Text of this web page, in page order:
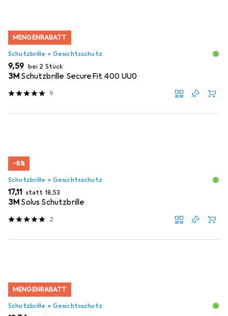
MENGENRABATT
Schutzbrille + Gesichtsschutz
EUR
9,59 bei 2 Stück
3M Schutzbrille SecureFit 400 UU0
9
−8%
Schutzbrille + Gesichtsschutz
EUR
17,11 statt EUR
18,53
3M Solus Schutzbrille
2
MENGENRABATT
Schutzbrille + Gesichtsschutz